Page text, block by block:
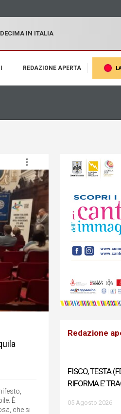
IN ITALIA
REDAZIONE APERTA
È
che si
Redazione
FISCO, TESTA
RIFORMA E’
05 Agosto 2026